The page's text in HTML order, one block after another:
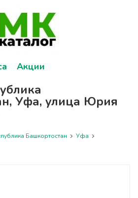
Акции
Уфа, улица Юрия
Башкортостан
Уфа